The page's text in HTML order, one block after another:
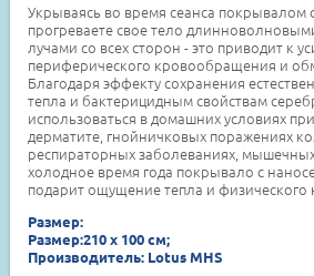
Укрываясь во время сеанса покрывалом
прогреваете свое тело
лучами со всех сторон - это приводит к
периферического кровообращения и
Благодаря эффекту сохранения
тепла и бактерицидным свойствам
использоваться в домашних условиях
дерматите, гнойничковых поражениях
респираторных заболеваниях,
холодное время года покрывало с
подарит ощущение тепла и
Размер:
Размер:210 х 100 см;
Производитель: Lotus МНS